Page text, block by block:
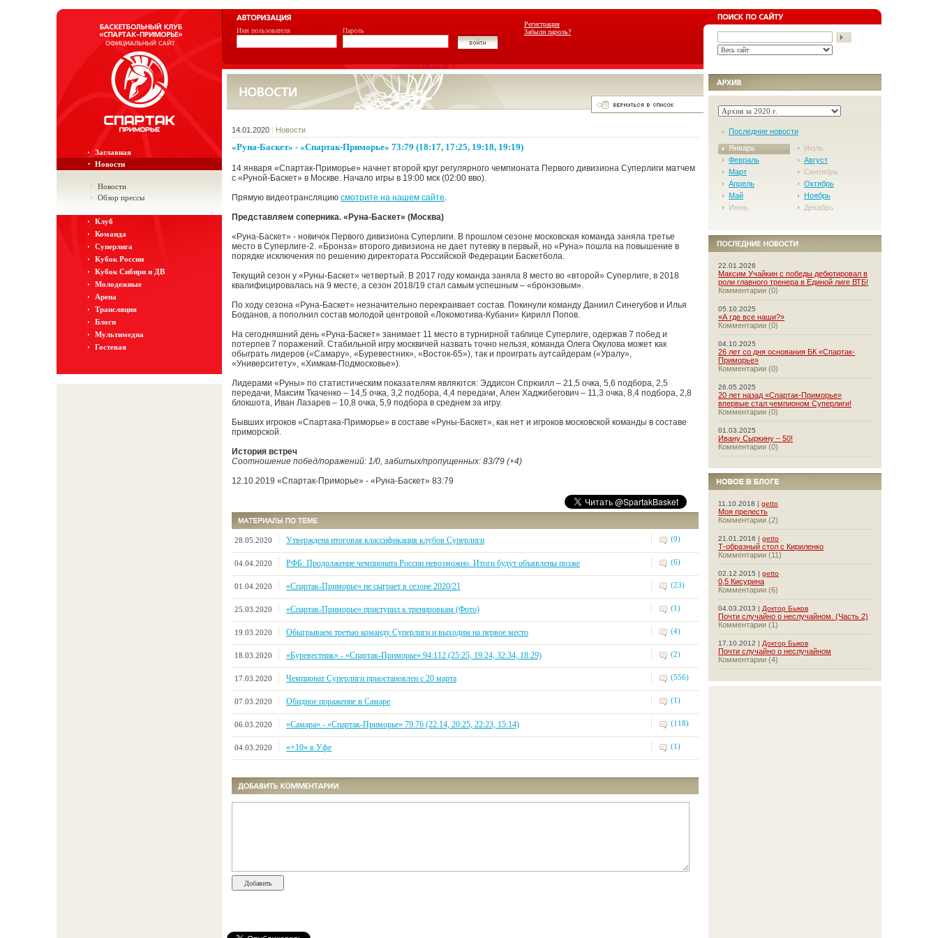
Регистрация
Забыли пароль?
Имя пользователя Пароль
Заглавная
Новости
Новости
Обзор прессы
Клуб
Команда
Суперлига
Кубок России
Кубок Сибири и ДВ
Молодежные
Арена
Трансляция
Блоги
Мультимедиа
Гостевая
14.01.2020 | Новости
«Руна-Баскет» - «Спартак-Приморье» 73:79 (18:17, 17:25, 19:18, 19:19)
14 января «Спартак-Приморье» начнет второй круг регулярного чемпионата Первого дивизиона Суперлиги матчем
с «Руной-Баскет» в Москве. Начало игры в 19:00 мск (02:00 вво).
Прямую видеотрансляцию смотрите на нашем сайте.
Представляем соперника. «Руна-Баскет» (Москва)
«Руна-Баскет» - новичок Первого дивизиона Суперлиги. В прошлом сезоне московская команда заняла третье
место в Суперлиге-2. «Бронза» второго дивизиона не дает путевку в первый, но «Руна» пошла на повышение в
порядке исключения по решению директората Российской Федерации Баскетбола.
Текущий сезон у «Руны-Баскет» четвертый. В 2017 году команда заняла 8 место во «второй» Суперлиге, в 2018
квалифицировалась на 9 месте, а сезон 2018/19 стал самым успешным – «бронзовым».
По ходу сезона «Руна-Баскет» незначительно перекраивает состав. Покинули команду Даниил Синегубов и Илья
Богданов, а пополнил состав молодой центровой «Локомотива-Кубани» Кирилл Попов.
На сегодняшний день «Руна-Баскет» занимает 11 место в турнирной таблице Суперлиге, одержав 7 побед и
потерпев 7 поражений. Стабильной игру москвичей назвать точно нельзя, команда Олега Окулова может как
обыграть лидеров («Самару», «Буревестник», «Восток-65»), так и проиграть аутсайдерам («Уралу»,
«Университету», «Химкам-Подмосковье»).
Лидерами «Руны» по статистическим показателям являются: Эддисон Спрюилл – 21,5 очка, 5,6 подбора, 2,5
передачи, Максим Ткаченко – 14,5 очка, 3,2 подбора, 4,4 передачи, Ален Хаджибегович – 11,3 очка, 8,4 подбора, 2,8
блокшота, Иван Лазарев – 10,8 очка, 5,9 подбора в среднем за игру.
Бывших игроков «Спартака-Приморье» в составе «Руны-Баскет», как нет и игроков московской команды в составе
приморской.
История встреч
Соотношение побед/поражений: 1/0, забитых/пропущенных: 83/79 (+4)
12.10.2019 «Спартак-Приморье» - «Руна-Баскет» 83:79
28.05.2020 Утверждена итоговая классификация клубов Суперлиги (9)
04.04.2020 РФБ: Продолжение чемпионата России невозможно. Итоги будут объявлены позже (6)
01.04.2020 «Спартак-Приморье» не сыграет в сезоне 2020/21 (23)
25.03.2020 «Спартак-Приморье» приступил к тренировкам (Фото) (1)
19.03.2020 Обыгрываем третью команду Суперлиги и выходим на первое место (4)
18.03.2020 «Буревестник» - «Спартак-Приморье» 94:112 (25:25, 19:24, 32:34, 18:29) (2)
17.03.2020 Чемпионат Суперлиги приостановлен с 20 марта (556)
07.03.2020 Обидное поражение в Самаре (1)
06.03.2020 «Самара» - «Спартак-Приморье» 79:76 (22:14, 20:25, 22:23, 15:14) (118)
04.03.2020 «+10» в Уфе (1)
Последние новости
Январь
Февраль
Март
Апрель
Май
Июнь
Июль
Август
Сентябрь
Октябрь
Ноябрь
Декабрь
22.01.2026
Максим Учайкин с победы дебютировал в
роли главного тренера в Единой лиге ВТБ!
Комментарии (0)
05.10.2025
«А где все наши?»
Комментарии (0)
04.10.2025
26 лет со дня основания БК «Спартак-
Приморье»
Комментарии (0)
26.05.2025
20 лет назад «Спартак-Приморье»
впервые стал чемпионом Суперлиги!
Комментарии (0)
01.03.2025
Ивану Сыркину – 50!
Комментарии (0)
11.10.2018 | getto
Моя прелесть
Комментарии (2)
21.01.2016 | getto
Т-образный стол с Кириленко
Комментарии (11)
02.12.2015 | getto
0,5 Кисурина
Комментарии (6)
04.03.2013 | Доктор Быков
Почти случайно о неслучайном. (Часть 2)
Комментарии (1)
17.10.2012 | Доктор Быков
Почти случайно о неслучайном
Комментарии (4)